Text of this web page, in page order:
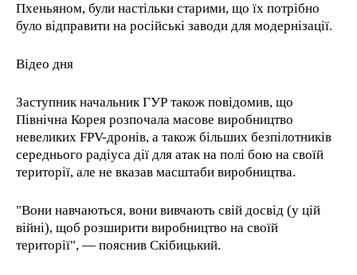
Пхеньяном, були настільки старими, що їх потрібно
було відправити на російські заводи для модернізації.
Відео дня
Заступник начальник ГУР також повідомив, що
Північна Корея розпочала масове виробництво
невеликих FPV-дронів, а також більших безпілотників
середнього радіуса дії для атак на полі бою на своїй
території, але не вказав масштаби виробництва.
"Вони навчаються, вони вивчають свій досвід (у цій
війні), щоб розширити виробництво на своїй
території", — пояснив Скібицький.